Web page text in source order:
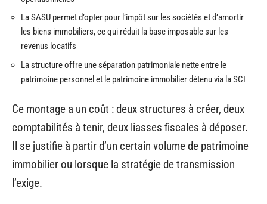
La SASU permet d’opter pour l’impôt sur les sociétés et d’amortir
les biens immobiliers, ce qui réduit la base imposable sur les
revenus locatifs
La structure offre une séparation patrimoniale nette entre le
patrimoine personnel et le patrimoine immobilier détenu via la SCI
Ce montage a un coût : deux structures à créer, deux
comptabilités à tenir, deux liasses fiscales à déposer.
Il se justifie à partir d’un certain volume de patrimoine
immobilier ou lorsque la stratégie de transmission
l’exige.